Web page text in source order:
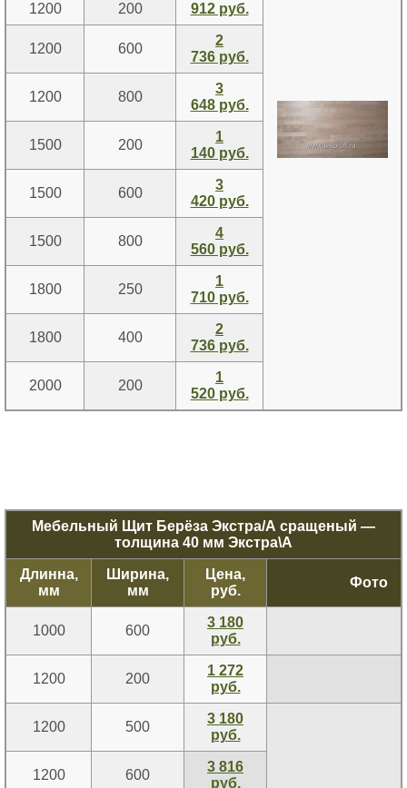
1200 200 912 руб.
1200 600
2
736 руб.
1200 800
3
648 руб.
1500 200
1
140 руб.
1500 600
3
420 руб.
1500 800
4
560 руб.
1800 250
1
710 руб.
1800 400
2
736 руб.
2000 200
1
520 руб.
Мебельный Щит Берёза Экстра/А сращеный —
толщина 40 мм Экстра\А
Длинна,
мм
Ширина,
мм
Цена,
руб.
Фото
1000 600
3 180
руб.
1200 200
1 272
руб.
1200 500
3 180
руб.
1200 600
3 816
руб.